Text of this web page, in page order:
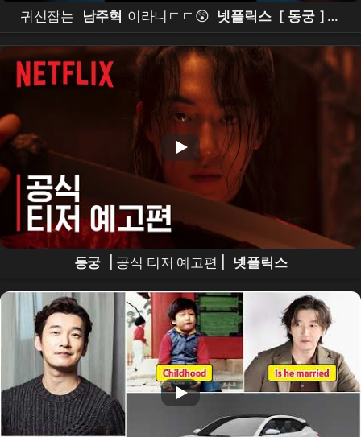
귀신잡는 남주혁 이라니ㄷㄷ😲 넷플릭스 [ 동궁 ] 티
저 예고편 공개 # 남주혁 # 노윤서 # 조승우 #장 영
남 #namjoohyuk
동궁 | 공식 티저 예고편 | 넷플릭스